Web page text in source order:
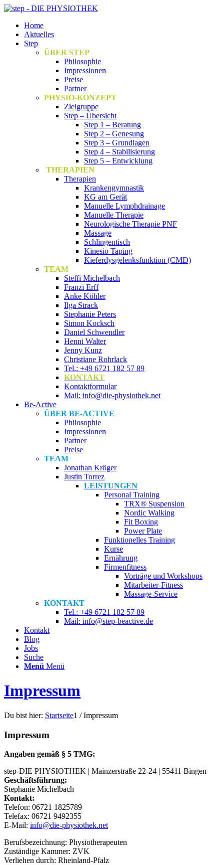
Home
Aktuelles
Step
ÜBER STEP
Philosophie
Impressionen
Preise
Partner
PHYSIO-KONZEPT
Zielgruppe
Step – Übersicht
Step 1 – Beratung
Step 2 – Genesung
Step 3 – Grundlagen
Step 4 – Stabilisierung
Step 5 – Entwicklung
THERAPIEN
Therapien
Krankengymnastik
KG am Gerät
Manuelle Lymphdrainage
Manuelle Therapie
Neurologische Therapie PNF
Massage
Schlingentisch
Kinesio Taping
Kieferdysgelenksfunktion (CMD)
TEAM
Steffi Michelbach
Franzi Erff
Anke Köhler
Ilga Strack
Stephanie Peters
Simon Kocksch
Daniel Schwendler
Henni Walter
Jenny Kunz
Christiane Rohrlack
Tel.: +49 6721 182 57 89
KONTAKT
Kontaktformular
Mail: info@die-physiothek.net
Be-Active
ÜBER BE-ACTIVE
Philosophie
Impressionen
Partner
Preise
TEAM
Jonathan Kröger
Justin Torrez
LEISTUNGEN
Personal Training
TRX® Suspension
Nordic Walking
Fit Boxing
Power Plate
Funktionelles Training
Kurse
Ernährung
Firmenfitness
Vorträge und Workshops
Mitarbeiter-Fitness
Massage-Service
KONTAKT
Tel.: +49 6721 182 57 89
Mail: info@step-beactive.de
Kontakt
Blog
Jobs
Suche
Menü Menü
Impressum
Du bist hier: Startseite1 / Impressum
Impressum
Angaben gemäß § 5 TMG:
step-DIE PHYSIOTHEK | Mainzerstraße 22-24 | 55411 Bingen
Geschäftsführung:
Stephanie Michelbach
Kontakt:
Telefon: 06721 1825789
Telefax: 06721 9492355
E-Mail: info@die-physiothek.net
Berufsbezeichnung: Physiotherapeuten
Zuständige Kammer: ZVK
Verliehen durch: Rheinland-Pfalz